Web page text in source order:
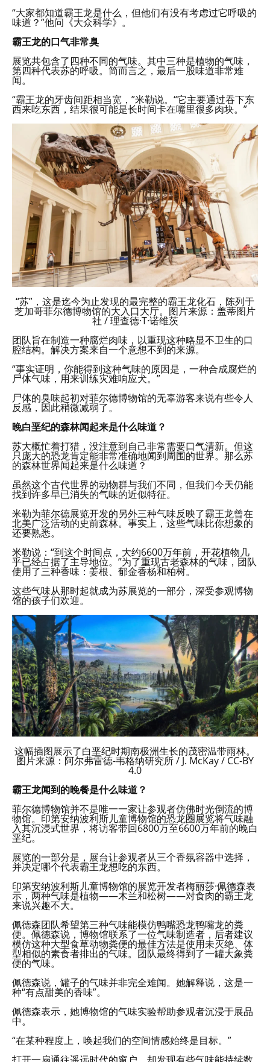
“大家都知道霸王龙是什么，但他们有没有考虑过它呼吸的
味道？”他问《大众科学》。
霸王龙的口气非常臭
展览共包含了四种不同的气味。其中三种是植物的气味，
第四种代表苏的呼吸。简而言之，最后一股味道非常难
闻。
“霸王龙的牙齿间距相当宽，”米勒说。“它主要通过吞下东
西来吃东西，结果很可能是长时间卡在嘴里很多肉块。”
“苏”，这是迄今为止发现的最完整的霸王龙化石，陈列于
芝加哥菲尔德博物馆的大入口大厅。图片来源：盖蒂图片
社 / 理查德·T·诺维茨
团队旨在制造一种腐烂肉味，以重现这种略显不卫生的口
腔结构。解决方案来自一个意想不到的来源。
“事实证明，你能得到这种气味的原因是，一种合成腐烂的
尸体气味，用来训练灾难响应犬。”
尸体的臭味起初对菲尔德博物馆的无辜游客来说有些令人
反感，因此稍微减弱了。
晚白垩纪的森林闻起来是什么味道？
苏大概忙着打猎，没注意到自己非常需要口气清新。但这
只庞大的恐龙肯定能非常准确地闻到周围的世界。那么苏
的森林世界闻起来是什么味道？
虽然这个古代世界的动物群与我们不同，但我们今天仍能
找到许多早已消失的气味的近似特征。
米勒为菲尔德展览开发的另外三种气味反映了霸王龙曾在
北美广泛活动的史前森林。事实上，这些气味比你想象的
还要熟悉。
米勒说：“到这个时间点，大约6600万年前，开花植物几
乎已经占据了主导地位。”为了重现古老森林的气味，团队
使用了三种香味：姜根、郁金香杨和柏树。
这些气味从那时起就成为苏展览的一部分，深受参观博物
馆的孩子们欢迎。
这幅插图展示了白垩纪时期南极洲生长的茂密温带雨林。
图片来源：阿尔弗雷德-韦格纳研究所 / J. McKay / CC-BY
4.0
霸王龙闻到的晚餐是什么味道？
菲尔德博物馆并不是唯一一家让参观者仿佛时光倒流的博
物馆。印第安纳波利斯儿童博物馆的恐龙圈展览将气味融
入其沉浸式世界，将访客带回6800万至6600万年前的晚白
垩纪。
展览的一部分是，展台让参观者从三个香氛容器中选择，
并决定哪个代表霸王龙想吃的东西。
印第安纳波利斯儿童博物馆的展览开发者梅丽莎·佩德森表
示，两种气味是植物——木兰和松树——对食肉的霸王龙
来说兴趣不大。
佩德森团队希望第三种气味能模仿鸭嘴恐龙鸭嘴龙的粪
便。佩德森说，博物馆联系了一位气味制造者，后者建议
模仿这种大型食草动物粪便的最佳方法是使用未灭绝、体
型相似的素食者排出的气味。团队最终得到了一罐大象粪
便的气味。
佩德森说，罐子的气味并非完全难闻。她解释说，这是一
种“有点甜美的香味”。
佩德森表示，她博物馆的气味实验帮助参观者沉浸于展品
中。
“在某种程度上，唤起我们的空间情感始终是目标。”